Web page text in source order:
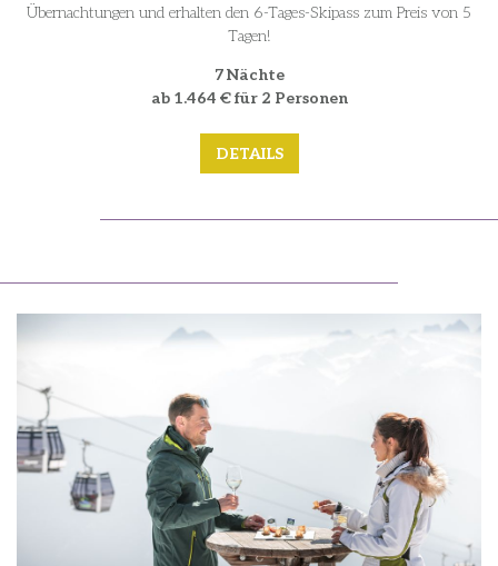
Übernachtungen und erhalten den 6-Tages-Skipass zum Preis von 5
Tagen!
7 Nächte
ab 1.464 € für 2 Personen
DETAILS